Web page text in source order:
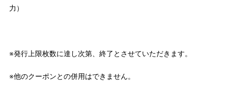
力）
※発行上限枚数に達し次第、終了とさせていただきます。
※他のクーポンとの併用はできません。